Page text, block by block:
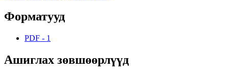
Форматууд
PDF - 1
Ашиглах зөвшөөрлүүд